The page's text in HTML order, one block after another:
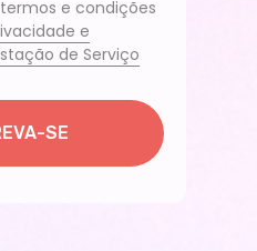
e condições
e
de Serviço
SE